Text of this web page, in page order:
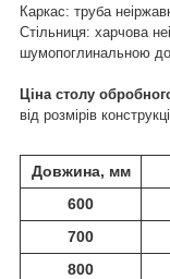
Каркас: труба
Стільниця: харчова
шумопоглинальною
Ціна столу
від розмірів
Довжина, мм
600
700
800